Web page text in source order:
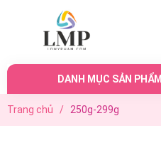
DANH MỤC SẢN PHẨM
Trang chủ / 250g-299g